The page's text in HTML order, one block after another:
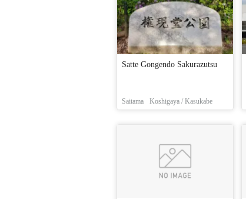
Satte Gongendo Sakurazutsu
Saitama Koshigaya / Kasukabe